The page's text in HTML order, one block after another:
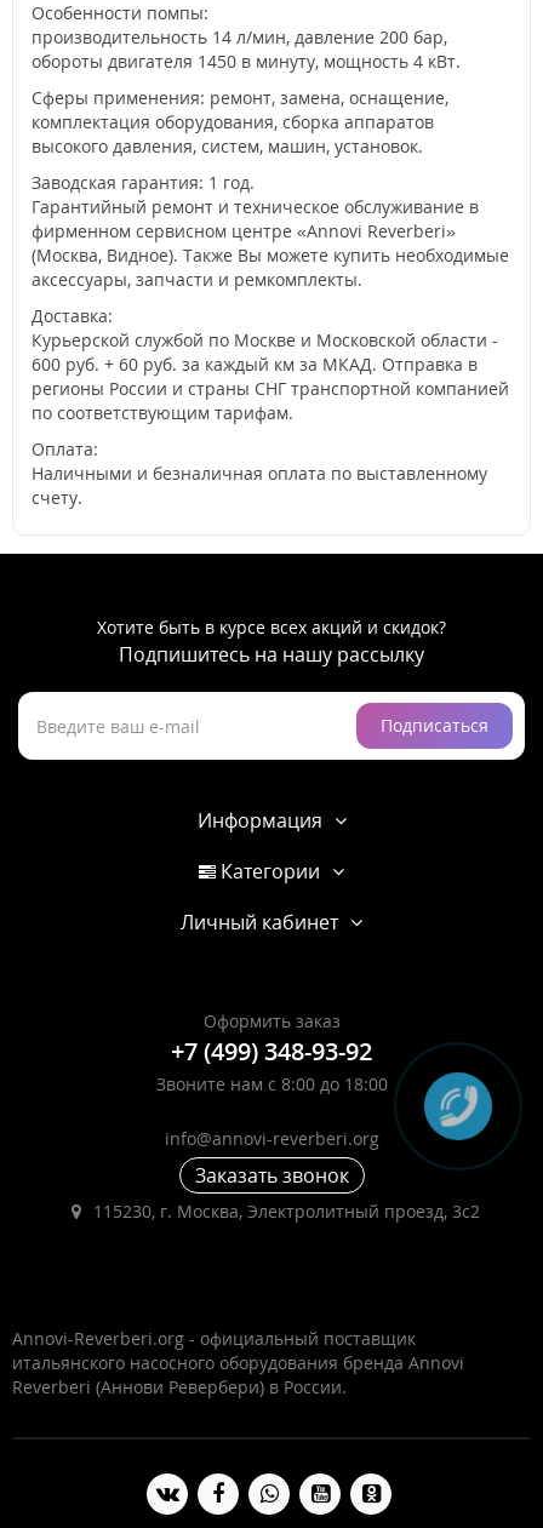
Особенности помпы:
производительность 14 л/мин, давление 200 бар,
обороты двигателя 1450 в минуту, мощность 4 кВт.
Сферы применения: ремонт, замена, оснащение,
комплектация оборудования, сборка аппаратов
высокого давления, систем, машин, установок.
Заводская гарантия: 1 год.
Гарантийный ремонт и техническое обслуживание в
фирменном сервисном центре «Annovi Reverberi»
(Москва, Видное). Также Вы можете купить необходимые
аксессуары, запчасти и ремкомплекты.
Доставка:
Курьерской службой по Москве и Московской области -
600 руб. + 60 руб. за каждый км за МКАД. Отправка в
регионы России и страны СНГ транспортной компанией
по соответствующим тарифам.
Оплата:
Наличными и безналичная оплата по выставленному
счету.
Хотите быть в курсе всех акций и скидок?
Подпишитесь на нашу рассылку
Подписаться
Информация
Категории
Личный кабинет
Оформить заказ
+7 (499) 348-93-92
Звоните нам с 8:00 до 18:00
info@annovi-reverberi.org
Заказать звонок
115230, г. Москва, Электролитный проезд, 3с2
Annovi-Reverberi.org - официальный поставщик
итальянского насосного оборудования бренда Annovi
Reverberi (Аннови Ревербери) в России.